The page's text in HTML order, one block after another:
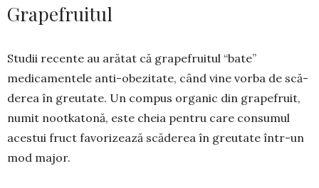
Grapefruitul
Studii recente au arătat că grape­fruitul “bate”
medicamentele anti-obe­zitate, când vine vorba de scă­
derea în greutate. Un compus organic din grapefruit,
numit nootkatonă, este cheia pentru care consumul
acestui fruct favorizează scăderea în greutate într-un
mod major.